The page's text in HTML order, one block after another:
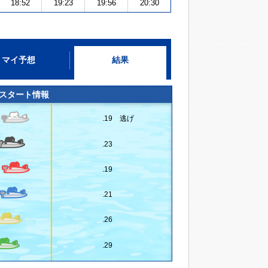
18:52 19:23 19:56 20:30
マイ予想 結果
タート情報
.19 逃げ
.23
.19
.21
.26
.29